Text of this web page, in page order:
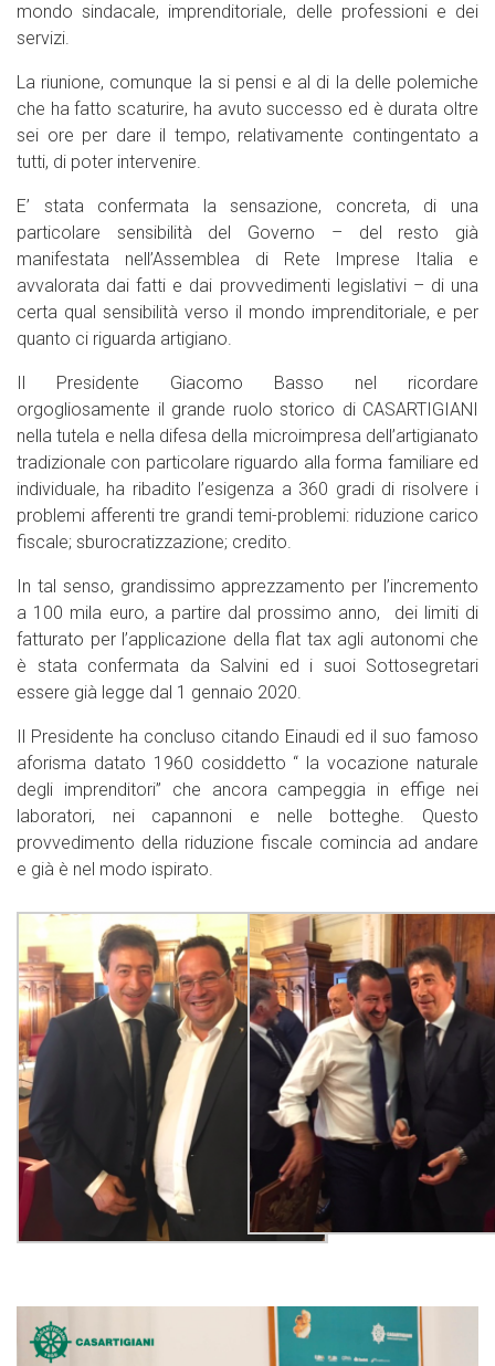
mondo sindacale, imprenditoriale, delle professioni e dei
servizi.
La riunione, comunque la si pensi e al di la delle polemiche
che ha fatto scaturire, ha avuto successo ed è durata oltre
sei ore per dare il tempo, relativamente contingentato a
tutti, di poter intervenire.
E’ stata confermata la sensazione, concreta, di una
particolare sensibilità del Governo – del resto già
manifestata nell’Assemblea di Rete Imprese Italia e
avvalorata dai fatti e dai provvedimenti legislativi – di una
certa qual sensibilità verso il mondo imprenditoriale, e per
quanto ci riguarda artigiano.
Il Presidente Giacomo Basso nel ricordare
orgogliosamente il grande ruolo storico di CASARTIGIANI
nella tutela e nella difesa della microimpresa dell’artigianato
tradizionale con particolare riguardo alla forma familiare ed
individuale, ha ribadito l’esigenza a 360 gradi di risolvere i
problemi afferenti tre grandi temi-problemi: riduzione carico
fiscale; sburocratizzazione; credito.
In tal senso, grandissimo apprezzamento per l’incremento
a 100 mila euro, a partire dal prossimo anno, dei limiti di
fatturato per l’applicazione della flat tax agli autonomi che
è stata confermata da Salvini ed i suoi Sottosegretari
essere già legge dal 1 gennaio 2020.
Il Presidente ha concluso citando Einaudi ed il suo famoso
aforisma datato 1960 cosiddetto “ la vocazione naturale
degli imprenditori” che ancora campeggia in effige nei
laboratori, nei capannoni e nelle botteghe. Questo
provvedimento della riduzione fiscale comincia ad andare
e già è nel modo ispirato.